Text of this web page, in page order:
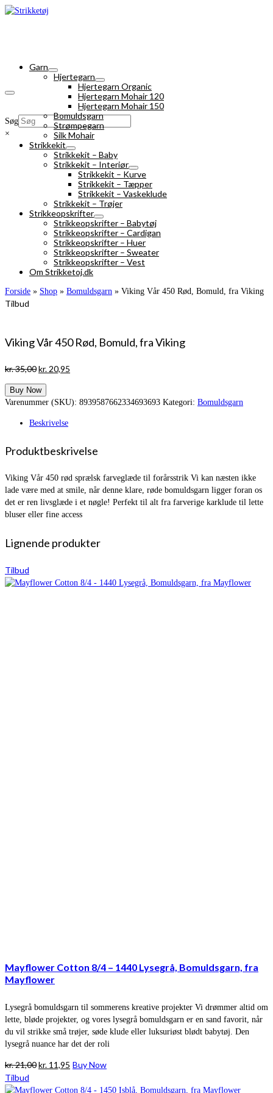
Søg
×
Garn
Hjertegarn
Hjertegarn Organic
Hjertegarn Mohair 120
Hjertegarn Mohair 150
Bomuldsgarn
Strømpegarn
Silk Mohair
Strikkekit
Strikkekit – Baby
Strikkekit – Interiør
Strikkekit – Kurve
Strikkekit – Tæpper
Strikkekit – Vaskeklude
Strikkekit – Trøjer
Strikkeopskrifter
Strikkeopskrifter – Babytøj
Strikkeopskrifter – Cardigan
Strikkeopskrifter – Huer
Strikkeopskrifter – Sweater
Strikkeopskrifter – Vest
Om Strikketoj.dk
Forside » Shop » Bomuldsgarn » Viking Vår 450 Rød, Bomuld, fra Viking
Tilbud
Viking Vår 450 Rød, Bomuld, fra Viking
kr.35,00Den
pris
var:
kr. 20,95
er:
Buy Now
Varenummer (SKU): 8939587662334693693 Kategori: Bomuldsgarn
Beskrivelse
Produktbeskrivelse
Viking Vår 450 rød sprælsk farveglæde til forårsstrik Vi kan næsten ikke
lade være med at smile, når denne klare, røde bomuldsgarn ligger foran os
det er ren livsglæde i et nøgle! Perfekt til alt fra farverige karklude til lette
bluser eller fine access
Lignende produkter
Tilbud
Mayflower Cotton 8/4 – 1440 Lysegrå, Bomuldsgarn, fra
Mayflower
Lysegrå bomuldsgarn til sommerens kreative projekter Vi drømmer altid om
lette, bløde projekter, og vores lysegrå bomuldsgarn er en sand favorit, når
du vil strikke små trøjer, søde klude eller luksuriøst blødt babytøj. Den
lysegrå nuance har det der roli
kr.21,00Den
pris
kr. 11,95 Den
pris
Buy Now
Tilbud